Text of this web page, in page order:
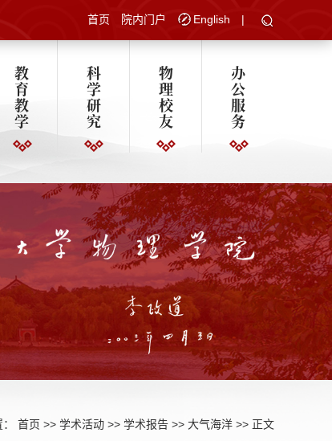
首页 院内门户 English |
教
育
教
学
科
学
研
究
物
理
校
友
办
公
服
务
首页 >> 学术活动 >> 学术报告 >> 大气海洋 >> 正文